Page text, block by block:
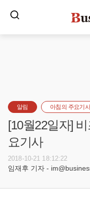
알림 아침의 주요기
[10월22일자]
요기사
2018-10-21 18:12:22
임재후 기자 -